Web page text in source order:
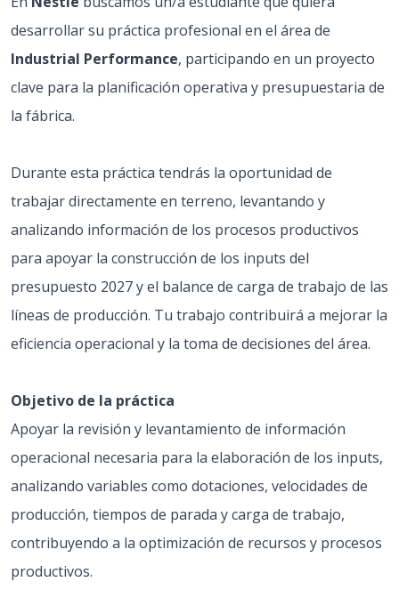
desarrollar su práctica profesional en el área de
Industrial Performance, participando en un proyecto
clave para la planificación operativa y presupuestaria de
la fábrica.
Durante esta práctica tendrás la oportunidad de
trabajar directamente en terreno, levantando y
analizando información de los procesos productivos
para apoyar la construcción de los inputs del
presupuesto 2027 y el balance de carga de trabajo de las
líneas de producción. Tu trabajo contribuirá a mejorar la
eficiencia operacional y la toma de decisiones del área.
Objetivo de la práctica
Apoyar la revisión y levantamiento de información
operacional necesaria para la elaboración de los inputs,
analizando variables como dotaciones, velocidades de
producción, tiempos de parada y carga de trabajo,
contribuyendo a la optimización de recursos y procesos
productivos.